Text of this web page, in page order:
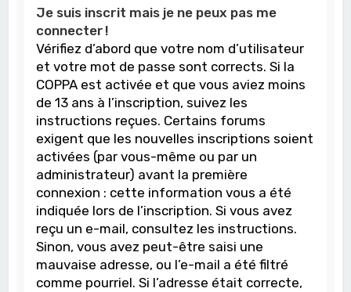
Je suis inscrit mais je ne peux pas me
connecter !
Vérifiez d’abord que votre nom d’utilisateur
et votre mot de passe sont corrects. Si la
COPPA est activée et que vous aviez moins
de 13 ans à l’inscription, suivez les
instructions reçues. Certains forums
exigent que les nouvelles inscriptions soient
activées (par vous-même ou par un
administrateur) avant la première
connexion : cette information vous a été
indiquée lors de l’inscription. Si vous avez
reçu un e-mail, consultez les instructions.
Sinon, vous avez peut-être saisi une
mauvaise adresse, ou l’e-mail a été filtré
comme pourriel. Si l’adresse était correcte,